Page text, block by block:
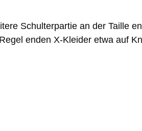
Schulterpartie an der Taille
enden X-Kleider etwa auf